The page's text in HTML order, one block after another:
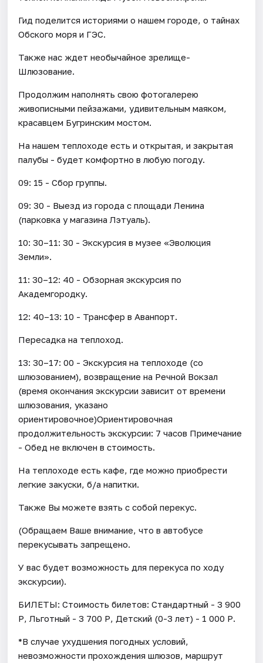
Гид поделится историями о нашем городе, о тайнах
Обского моря и ГЭС.
Также нас ждет необычайное зрелище-
Шлюзование.
Продолжим наполнять свою фотогалерею
живописными пейзажами, удивительным маяком,
красавцем Бугринским мостом.
На нашем теплоходе есть и открытая, и закрытая
палубы - будет комфортно в любую погоду.
09: 15 - Сбор группы.
09: 30 - Выезд из города с площади Ленина
(парковка у магазина Лэтуаль).
10: 30–11: 30 - Экскурсия в музее «Эволюция
Земли».
11: 30–12: 40 - Обзорная экскурсия по
Академгородку.
12: 40–13: 10 - Трансфер в Аванпорт.
Пересадка на теплоход.
13: 30–17: 00 - Экскурсия на теплоходе (со
шлюзованием), возвращение на Речной Вокзал
(время окончания экскурсии зависит от времени
шлюзования, указано
ориентировочное)Ориентировочная
продолжительность экскурсии: 7 часов Примечание
- Обед не включен в стоимость.
На теплоходе есть кафе, где можно приобрести
легкие закуски, б/а напитки.
Также Вы можете взять с собой перекус.
(Обращаем Ваше внимание, что в автобусе
перекусывать запрещено.
У вас будет возможность для перекуса по ходу
экскурсии).
БИЛЕТЫ: Стоимость билетов: Стандартный - 3 900
Р, Льготный - 3 700 Р, Детский (0-3 лет) - 1 000 Р.
*В случае ухудшения погодных условий,
невозможности прохождения шлюзов, маршрут